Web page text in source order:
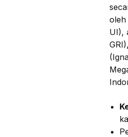
oleh
UI),